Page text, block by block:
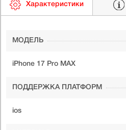
Характеристики
МОДЕЛЬ
iPhone 17 Pro MAX
ПОДДЕРЖКА ПЛАТФОРМ
ios